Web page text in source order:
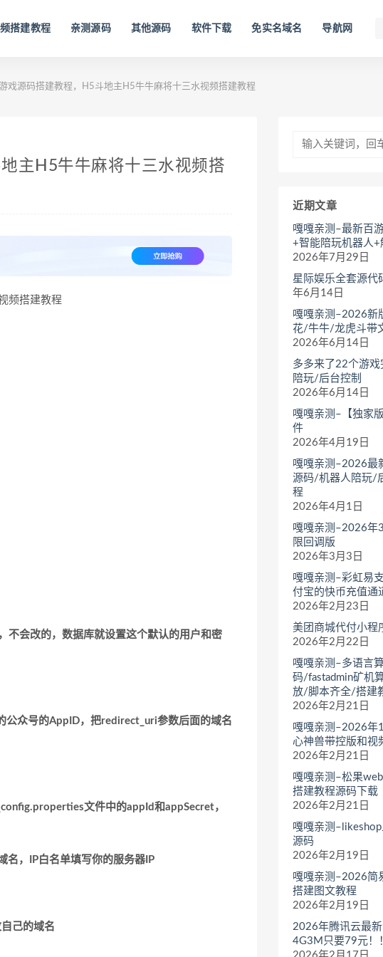
搭建教程 亲测源码 其他源码 软件下载 免实名域名 导航网
戏源码搭建教程，H5斗地主H5牛牛麻将十三水视频搭建教程
主H5牛牛麻将十三水视频搭
频搭建教程
不会改的，数据库就设置这个默认的用户和密
公众号的AppID，把redirect_uri参数后面的域名
文件中的appId 和appSecret，
名， IP 白名单填写你的服务器IP
己的域名
近期文章
嘎嘎亲测–最新百
+智能陪玩机器人+
2026年7月29日
星际娱乐全套源代
年6月14日
嘎嘎亲测–2026新
花/牛牛/龙虎斗带
2026年6月14日
多多来了22个游
陪玩/后台控制
2026年6月14日
嘎嘎亲测–【独家
件
2026年4月19日
嘎嘎亲测–2026最
源码/机器人陪玩/
程
2026年4月1日
嘎嘎亲测–2026年
限回调版
2026年3月3日
嘎嘎亲测–彩虹易
付宝的快币充值通
2026年2月23日
美团商城代付小程
2026年2月22日
嘎嘎亲测–多语言
码/fastadmin矿机
放/脚本齐全/搭建
2026年2月21日
嘎嘎亲测–2026年
心神兽带控版和视
2026年2月21日
嘎嘎亲测–松果
搭建教程源码下载
2026年2月21日
嘎嘎亲测
源码
2026年2月19日
嘎嘎亲测–2026简
搭建图文教程
2026年2月19日
2026年腾讯云最
4G3M只要79元！